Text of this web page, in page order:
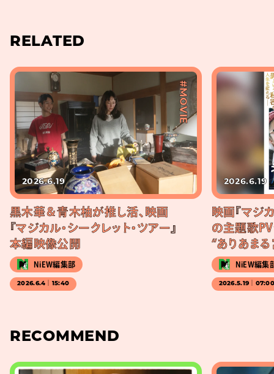
RELATED
#MOVIE
2026.6.19
黒木華＆青木柚が推し活、映画
『マジカル・シークレット・ツアー』
本編映像公開
NiEW編集部
2026.6.4｜15:40
2026.6.19
映画『マジ
の主題歌
“ありあま
NiEW編集
2026.5.19｜
RECOMMEND